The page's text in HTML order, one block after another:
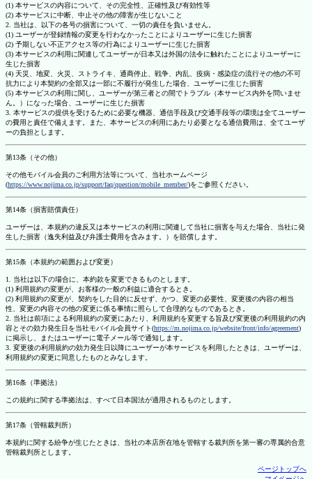
(1) 本サービスの内容について、その完全性、正確性及び有効性等
(2) 本サービスに中断、中止その他の障害が生じないこと
2. 当社は、以下の各号の損害について、一切の責任を負いません。
(1) ユーザーが登録情報の変更を行わなかったことによりユーザーに生じた損害
(2) 予期しない不正アクセス等の行為によりユーザーに生じた損害
(3) 本サービスの利用に関連してユーザーが日本又は外国の法令に触れたことによりユーザーに
生じた損害
(4) 天災、地変、火災、ストライキ、通商停止、戦争、内乱、疫病・感染症の流行その他の不可
抗力により本契約の全部又は一部に不履行が発生した場合、ユーザーに生じた損害
(5) 本サービスの利用に関し、ユーザーが第三者との間でトラブル（本サービス内外を問いませ
ん。）になった場合、ユーザーに生じた損害
3. 本サービスの提供を受けるために必要な機器、通信手段及び交通手段等の環境は全てユーザー
の費用と責任で備えます。また、本サービスの利用にあたり必要となる通信費用は、全てユーザ
ーの負担とします。
第13条（その他）
その他モバイル会員のご利用方法等について、当社ホームページ
(https://www.nojima.co.jp/support/faq/question/mobile_member/)をご参照ください。
第14条（損害賠償責任）
ユーザーは、本規約の違反又は本サービスの利用に関連して当社に損害を与えた場合、当社に発
生した損害（逸失利益及び弁護士費用を含みます。）を賠償します。
第15条（本規約の範囲および変更）
1. 当社は以下の場合に、本約款を変更できるものとします。
(1) 利用規約の変更が、お客様の一般の利益に適合するとき。
(2) 利用規約の変更が、契約をした目的に反せず、かつ、変更の必要性、変更後の内容の相当
性、変更の内容その他の変更に係る事情に照らして合理的なものであるとき。
2. 当社は前項による利用規約の変更にあたり、利用規約を変更する旨及び変更後の利用規約の内
容とその効力発生日を当社モバイル会員サイト(https://m.nojima.co.jp/website/front/info/agreement)
に掲示し、またはユーザーに電子メール等で通知します。
3. 変更後の利用規約の効力発生日以降にユーザーが本サービスを利用したときは、ユーザーは、
利用規約の変更に同意したものとみなします。
第16条（準拠法）
この規約に関する準拠法は、すべて日本国法が適用されるものとします。
第17条（管轄裁判所）
本規約に関する紛争が生じたときは、当社の本店所在地を管轄する裁判所を第一審の専属的合意
管轄裁判所とします。
ページトップへ